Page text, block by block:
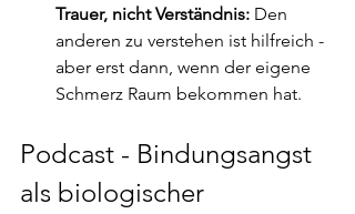
Trauer, nicht Verständnis: Den
anderen zu verstehen ist hilfreich -
aber erst dann, wenn der eigene
Schmerz Raum bekommen hat.
Podcast - Bindungsangst
als biologischer